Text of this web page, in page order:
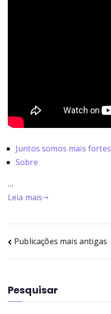
Juntos somos mais fortes
Sobre
…
Leia mais
Publicações mais antigas
Pesquisar